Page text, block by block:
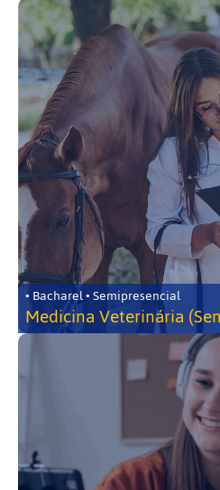
• Bacharel • Semipresencial
Medicina Veterinária